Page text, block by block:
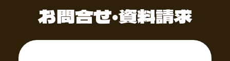
お問合せ・資料請求